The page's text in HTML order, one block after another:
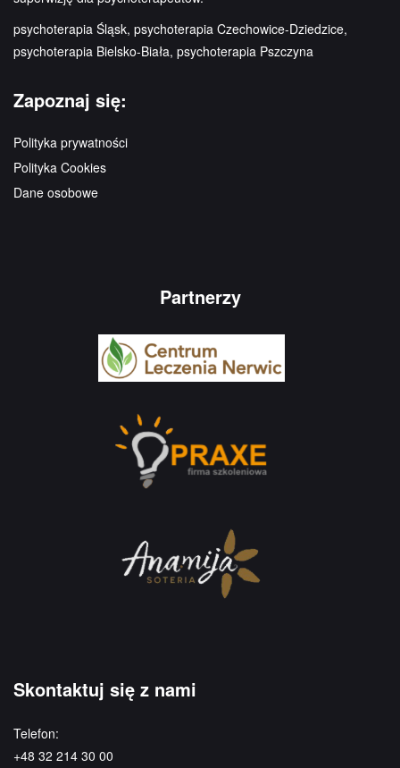
psychoterapia Śląsk, psychoterapia Czechowice-Dziedzice,
psychoterapia Bielsko-Biała, psychoterapia Pszczyna
Zapoznaj się:
Polityka prywatności
Polityka Cookies
Dane osobowe
Partnerzy
Skontaktuj się z nami
Telefon:
+48 32 214 30 00